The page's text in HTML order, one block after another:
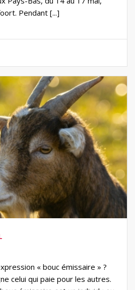
Pendant [...]
« bouc émissaire » ?
celui qui paie pour les autres.